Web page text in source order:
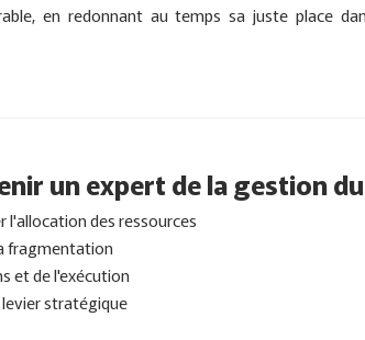
en redonnant au temps sa juste place
un expert de la gestion
l'allocation des ressources
fragmentation
et de l'exécution
stratégique